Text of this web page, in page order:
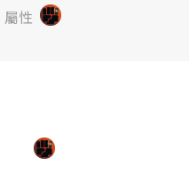
屬性